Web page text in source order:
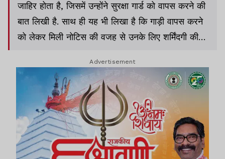
जाहिर होता है, जिसमें उन्होंने सुरक्षा गार्ड को वापस करने की
बात लिखी है. साथ ही यह भी लिखा है कि गाड़ी वापस करने
को लेकर मिली नोटिस की वजह से उनके लिए शर्मिंदगी की
Advertisement